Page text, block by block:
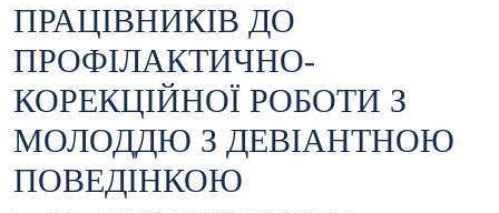
ПРАЦІВНИКІВ ДО
ПРОФІЛАКТИЧНО-
КОРЕКЦІЙНОЇ РОБОТИ З
МОЛОДДЮ З ДЕВІАНТНОЮ
ПОВЕДІНКОЮ